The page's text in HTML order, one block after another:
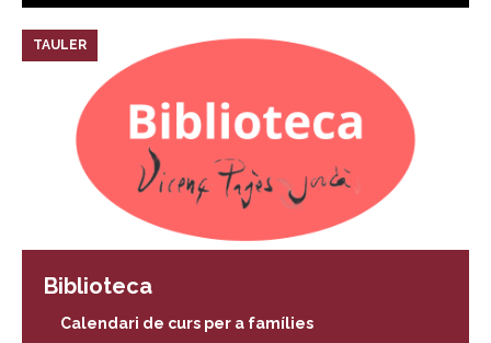
TAULER
Biblioteca
Calendari de curs per a famílies